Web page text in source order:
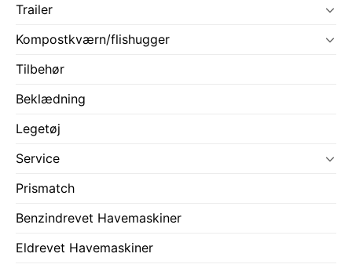
Trailer
Kompostkværn/flishugger
Tilbehør
Beklædning
Legetøj
Service
Prismatch
Benzindrevet Havemaskiner
Eldrevet Havemaskiner